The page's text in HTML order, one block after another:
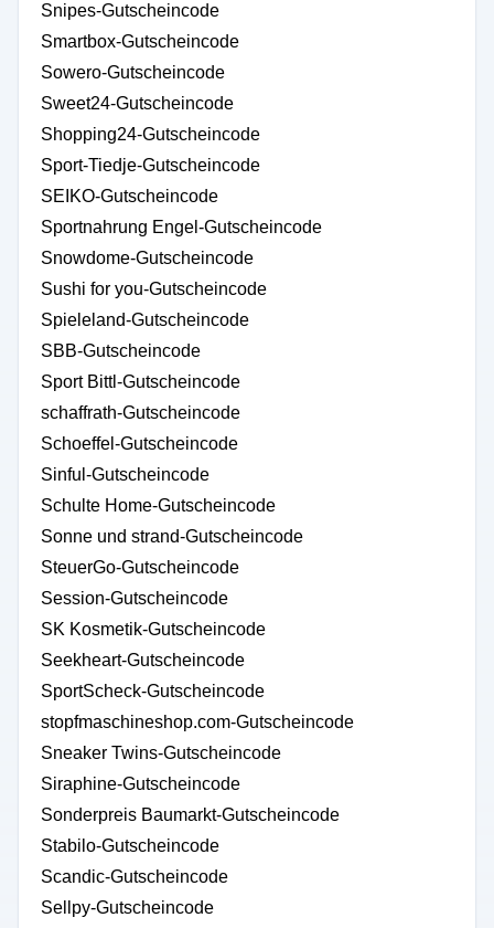
Snipes-Gutscheincode
Smartbox-Gutscheincode
Sowero-Gutscheincode
Sweet24-Gutscheincode
Shopping24-Gutscheincode
Sport-Tiedje-Gutscheincode
SEIKO-Gutscheincode
Sportnahrung Engel-Gutscheincode
Snowdome-Gutscheincode
Sushi for you-Gutscheincode
Spieleland-Gutscheincode
SBB-Gutscheincode
Sport Bittl-Gutscheincode
schaffrath-Gutscheincode
Schoeffel-Gutscheincode
Sinful-Gutscheincode
Schulte Home-Gutscheincode
Sonne und strand-Gutscheincode
SteuerGo-Gutscheincode
Session-Gutscheincode
SK Kosmetik-Gutscheincode
Seekheart-Gutscheincode
SportScheck-Gutscheincode
stopfmaschineshop.com-Gutscheincode
Sneaker Twins-Gutscheincode
Siraphine-Gutscheincode
Sonderpreis Baumarkt-Gutscheincode
Stabilo-Gutscheincode
Scandic-Gutscheincode
Sellpy-Gutscheincode